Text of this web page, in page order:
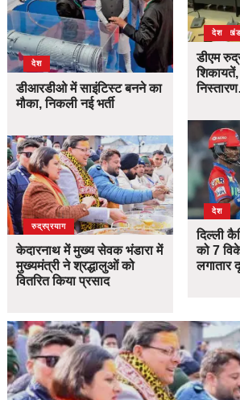
देश
डीआरडीओ में साइंटिस्ट बनने का
मौका, निकली नई भर्ती
उत्तराखंड
देश
रुद्रप्रयाग
केदारनाथ में मुख्य सेवक भंडारा में
मुख्यमंत्री ने श्रद्धालुओं को
वितरित किया प्रसाद
देश
डीएम
देश
दिल्ली
को 7
लगातार